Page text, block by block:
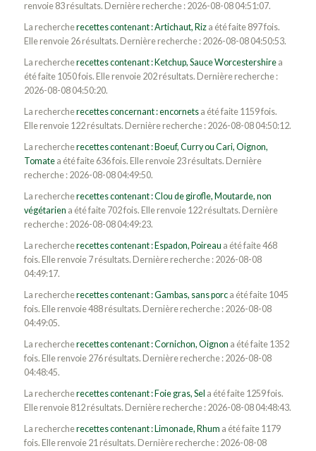
renvoie 83 résultats. Dernière recherche : 2026-08-08 04:51:07.
La rechercherecettes contenant : Artichaut, Riza été faite 897 fois.
Elle renvoie 26 résultats. Dernière recherche : 2026-08-08 04:50:53.
La rechercherecettes contenant : Ketchup, Sauce Worcestershirea
été faite 1050 fois. Elle renvoie 202 résultats. Dernière recherche :
2026-08-08 04:50:20.
La rechercherecettes concernant : encornetsa été faite 1159 fois.
Elle renvoie 122 résultats. Dernière recherche : 2026-08-08 04:50:12.
La rechercherecettes contenant : Boeuf, Curry ou Cari, Oignon,
Tomatea été faite 636 fois. Elle renvoie 23 résultats. Dernière
recherche : 2026-08-08 04:49:50.
La rechercherecettes contenant : Clou de girofle, Moutarde, non
végétarien a été faite 702 fois. Elle renvoie 122 résultats. Dernière
recherche : 2026-08-08 04:49:23.
La rechercherecettes contenant : Espadon, Poireau a été faite 468
fois. Elle renvoie 7 résultats. Dernière recherche : 2026-08-08
04:49:17.
La rechercherecettes contenant : Gambas, sans porca été faite 1045
fois. Elle renvoie 488 résultats. Dernière recherche : 2026-08-08
04:49:05.
La rechercherecettes contenant : Cornichon, Oignon a été faite 1352
fois. Elle renvoie 276 résultats. Dernière recherche : 2026-08-08
04:48:45.
La rechercherecettes contenant : Foie gras, Sel a été faite 1259 fois.
Elle renvoie 812 résultats. Dernière recherche : 2026-08-08 04:48:43.
La rechercherecettes contenant : Limonade, Rhum a été faite 1179
fois. Elle renvoie 21 résultats. Dernière recherche : 2026-08-08